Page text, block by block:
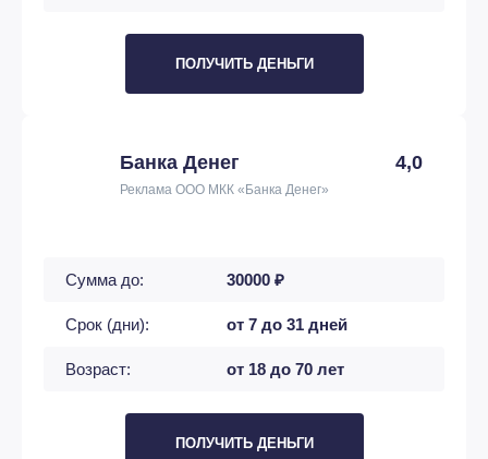
ПОЛУЧИТЬ ДЕНЬГИ
Банка Денег 4,0
Реклама ООО МКК «Банка Денег»
Сумма до: 30000 ₽
Срок (дни): от 7 до 31 дней
Возраст: от 18 до 70 лет
ПОЛУЧИТЬ ДЕНЬГИ